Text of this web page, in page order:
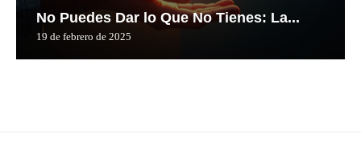
No Puedes Dar lo Que No Tienes: La...
19 de febrero de 2025